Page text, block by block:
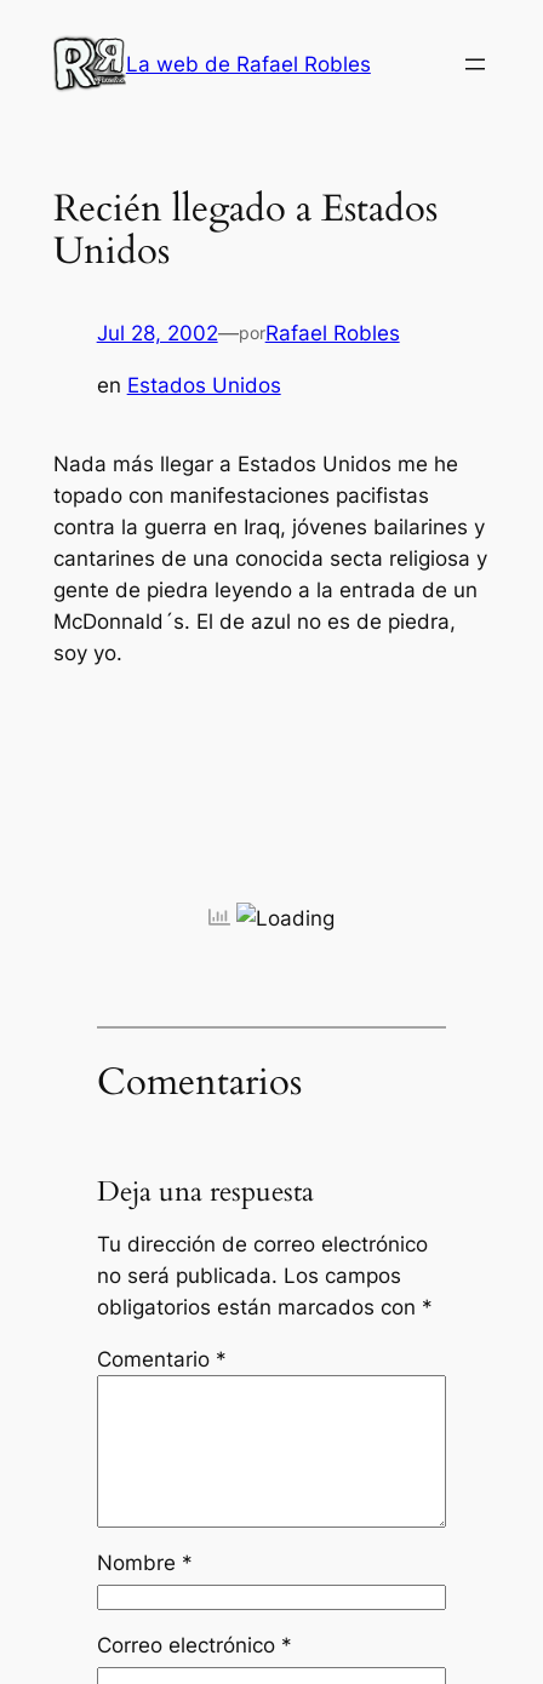
contenido
La web de Rafael Robles
Recién llegado a Estados
Unidos
Jul 28, 2002—porRafael Robles
en Estados Unidos
Nada más llegar a Estados Unidos me he
topado con manifestaciones pacifistas
contra la guerra en Iraq, jóvenes bailarines y
cantarines de una conocida secta religiosa y
gente de piedra leyendo a la entrada de un
McDonnald´s. El de azul no es de piedra,
soy yo.
Comentarios
Deja una respuesta
Tu dirección de correo electrónico
no será publicada. Los campos
obligatorios están marcados con *
Comentario *
Nombre *
Correo electrónico *